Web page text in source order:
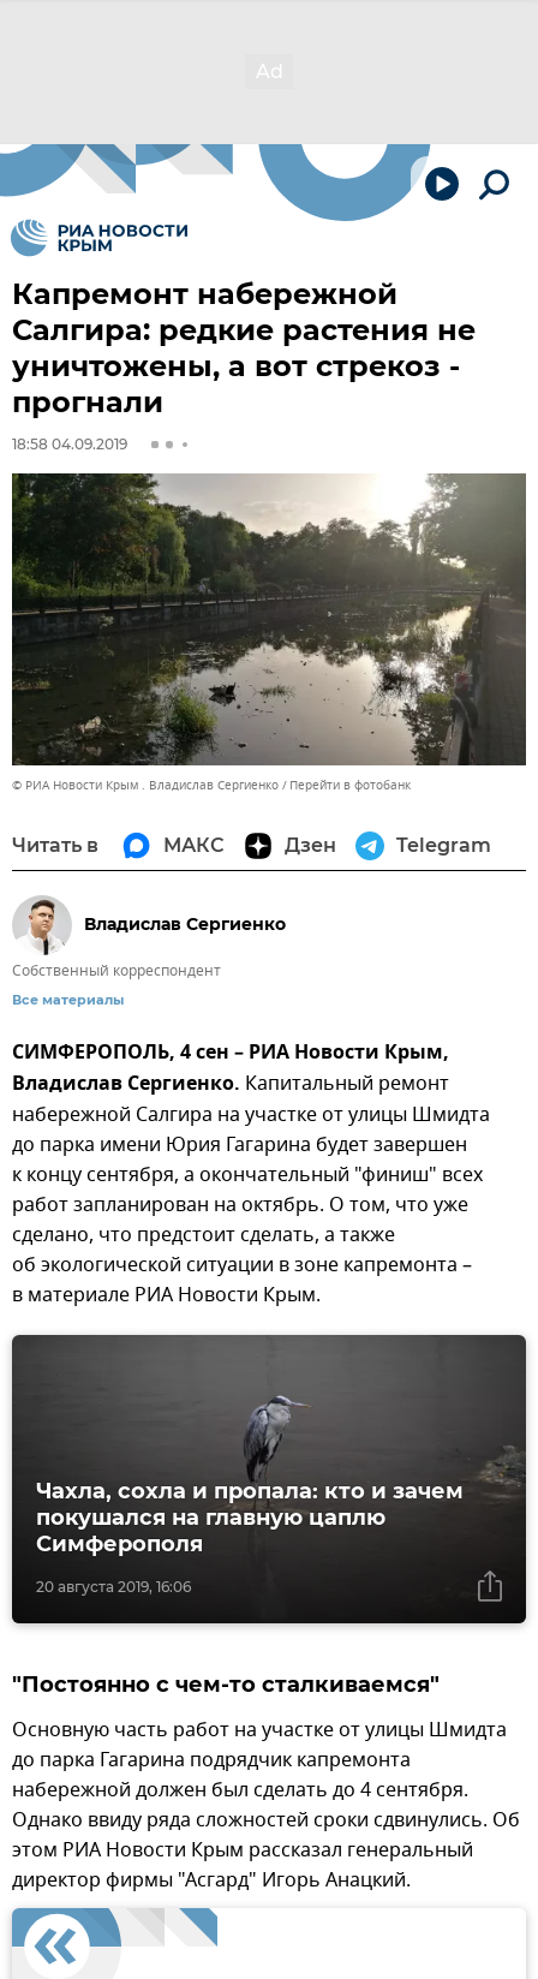
Капремонт набережной
Салгира: редкие растения не
уничтожены, а вот стрекоз -
прогнали
18:58 04.09.2019
© РИА Новости Крым . Владислав Сергиенко Перейти в фотобанк
Читать в МАКС Дзен Telegram
Владислав Сергиенко
Собственный корреспондент
Все материалы
СИМФЕРОПОЛЬ, 4 сен – РИА Новости Крым,
Владислав Сергиенко. Капитальный ремонт
набережной Салгира на участке от улицы Шмидта
до парка имени Юрия Гагарина будет завершен
к концу сентября, а окончательный "финиш" всех
работ запланирован на октябрь. О том, что уже
сделано, что предстоит сделать, а также
об экологической ситуации в зоне капремонта –
в материале РИА Новости Крым.
20 августа 2019, 16:06
Чахла, сохла и пропала: кто и зачем
покушался на главную цаплю
Симферополя
"Постоянно с чем-то сталкиваемся"
Основную часть работ на участке от улицы Шмидта
до парка Гагарина подрядчик капремонта
набережной должен был сделать до 4 сентября.
Однако ввиду ряда сложностей сроки сдвинулись. Об
этом РИА Новости Крым рассказал генеральный
директор фирмы "Асгард" Игорь Анацкий.